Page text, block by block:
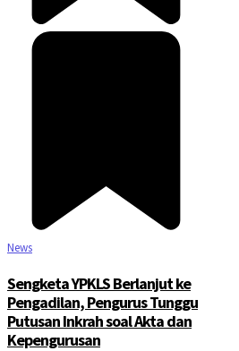
News
Sengketa YPKLS Berlanjut ke
Pengadilan, Pengurus Tunggu
Putusan Inkrah soal Akta dan
Kepengurusan